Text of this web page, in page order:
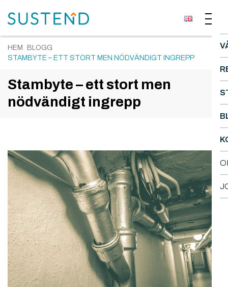
HEM
BLOGG
STAMBYTE – ETT STORT MEN NÖDVÄNDIGT INGREPP
Stambyte – ett stort men
nödvändigt ingrepp